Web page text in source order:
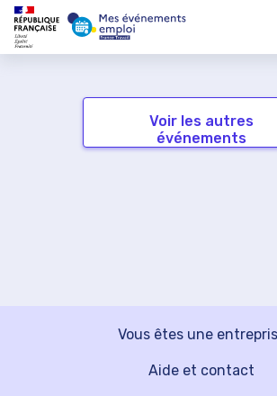
Voir les autres
événements
Vous êtes une
Aide et contact